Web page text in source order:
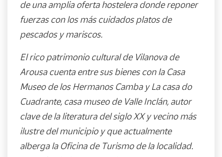
de una amplia oferta hostelera donde reponer
fuerzas con los más cuidados platos de
pescados y mariscos.
El rico patrimonio cultural de Vilanova de
Arousa cuenta entre sus bienes con la Casa
Museo de los Hermanos Camba y La casa do
Cuadrante, casa museo de Valle Inclán, autor
clave de la literatura del siglo XX y vecino más
ilustre del municipio y que actualmente
alberga la Oficina de Turismo de la localidad.